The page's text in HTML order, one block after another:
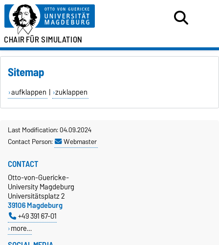
CHAIRFÜR SIMULATION
Sitemap
aufklappen | zuklappen
Last Modification: 04.09.2024
Contact Person:
Webmaster
CONTACT
Otto-von-Guericke-
University Magdeburg
Universitätsplatz 2
39106 Magdeburg
+49 391 67-01
more…